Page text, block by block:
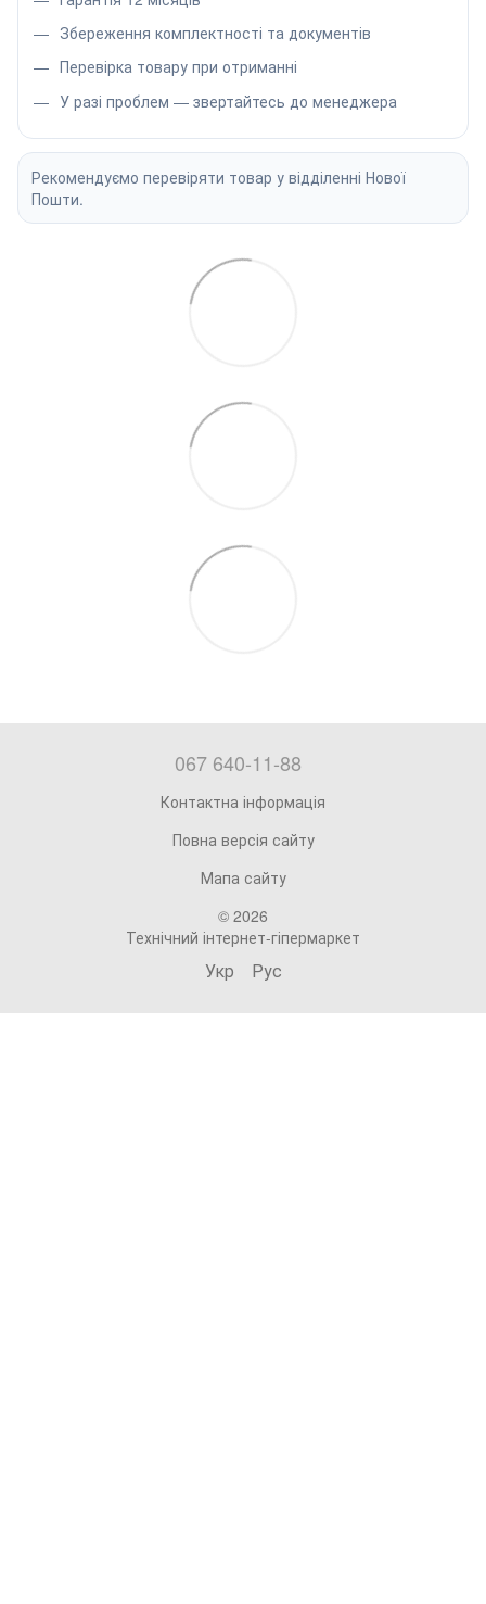
Збереження комплектності та документів
Перевірка товару при отриманні
У разі проблем — звертайтесь до менеджера
Рекомендуємо перевіряти товар у відділенні Нової
Пошти.
067 640-11-88
Контактна інформація
Повна версія сайту
Мапа сайту
© 2026
Технічний інтернет-гіпермаркет
Укр Рус